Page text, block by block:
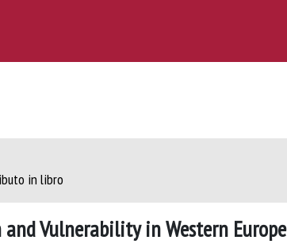
in libro
Vulnerability in Western Europe